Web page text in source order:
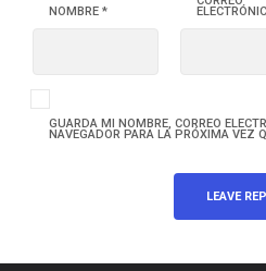
NOMBRE *
GUARDA MI NOMBRE, CORREO
NAVEGADOR PARA LA PRÓXIMA VEZ